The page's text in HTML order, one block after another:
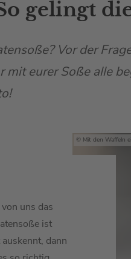
gelingt
Vor der
mit eurer Soße alle
Mit den Waffeln
uns das
ist
dann